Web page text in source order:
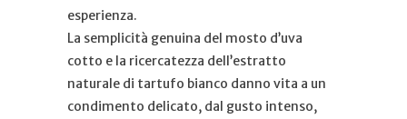
esperienza.
La semplicità genuina del mosto d’uva
cotto e la ricercatezza dell’estratto
naturale di tartufo bianco danno vita a un
condimento delicato, dal gusto intenso,